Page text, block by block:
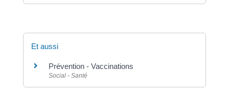
Et aussi
Prévention - Vaccinations
Social - Santé